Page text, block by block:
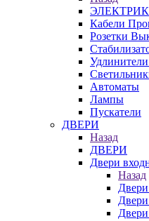
Кабели
Розетки
Автоматы
Лампы
Пускатели
ДВЕРИ
Назад
ДВЕРИ
Двери
Назад